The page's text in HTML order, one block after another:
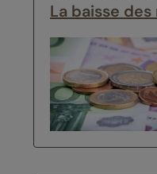
La baisse